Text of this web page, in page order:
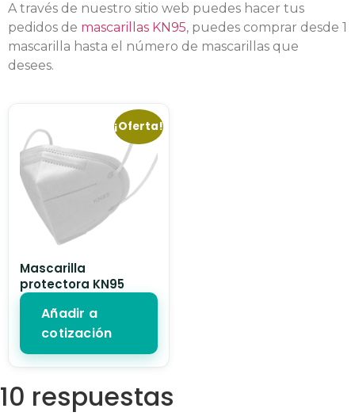
A través de nuestro sitio web puedes hacer tus
pedidos de mascarillas KN95, puedes comprar desde 1
mascarilla hasta el número de mascarillas que
desees.
¡Oferta!
Mascarilla
protectora KN95
Añadir a
cotización
10 respuestas